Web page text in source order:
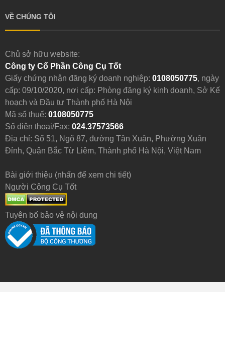
VỀ CHÚNG TÔI
Chủ sở hữu website:
Công ty Cổ Phần Công Cụ Tốt
Giấy chứng nhận đăng ký doanh nghiệp: 0108050775, ngày
cấp: 09/10/2020, nơi cấp: Phòng đăng ký kinh doanh, Sở Kế
hoạch và Đầu tư Thành phố Hà Nội
Mã số thuế: 0108050775
Số điện thoại/Fax: 024.37573566
Địa chỉ: Số 51, Ngõ 87, đường Tân Xuân, Phường Xuân
Đỉnh, Quận Bắc Từ Liêm, Thành phố Hà Nội, Việt Nam
Bài giới thiệu (nhấn để xem chi tiết)
Người Công Cụ Tốt
Tuyên bố bảo vệ nội dung